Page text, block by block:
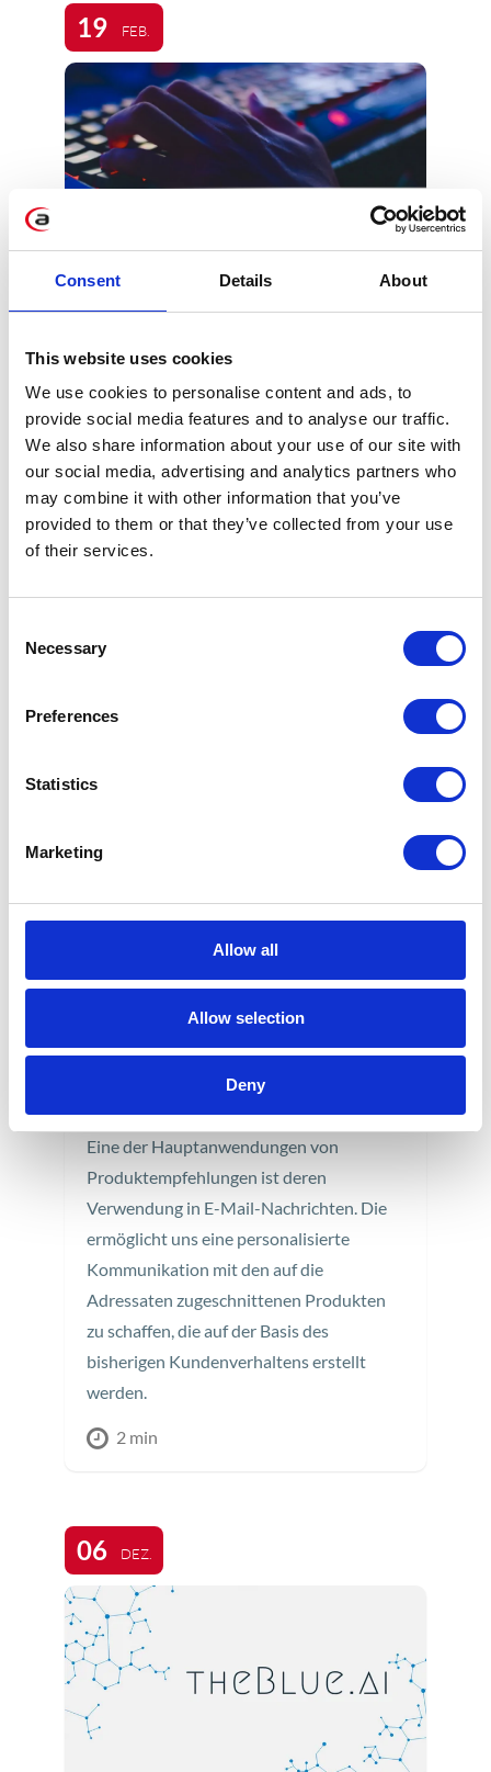
Consent Details About
This website uses cookies
We use cookies to personalise content and ads, to
provide social media features and to analyse our traffic.
We also share information about your use of our site with
our social media, advertising and analytics partners who
may combine it with other information that you’ve
provided to them or that they’ve collected from your use
of their services.
Selection
Necessary
Preferences
Statistics
Marketing
Allow all
Allow selection
Deny
19 FEB.
Warum braucht ihre
firma ein SAP-Basis-
SAP-Basis ist unter den SAP-
Dienstleistungen ein selten
angesprochenes Thema. Es wird gerne
vergessen, wie wichtig dieses Element der
Architektur ist. Der damit verbundene
Aufbau erweist sich oftmals als besonders
eine Implementierung des SAP-Systems
15
#EXPLOREHYBRIS – E-
MAIL-
PRODUKTEMPFEHLUNGEN
Eine der Hauptanwendungen von
Produktempfehlungen ist deren
Verwendung in E-Mail-Nachrichten. Die
ermöglicht uns eine personalisierte
Kommunikation mit den auf die
Adressaten zugeschnittenen Produkten
zu schaffen, die auf der Basis des
bisherigen Kundenverhaltens erstellt
werden.
2 min
06 DEZ.